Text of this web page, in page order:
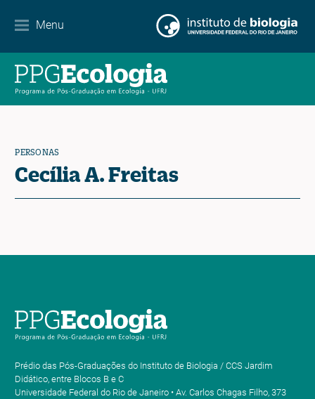
Menu
EN ES PT
PERSONAS
Cecília A. Freitas
Prédio das Pós-Graduações do Instituto de Biologia / CCS Jardim
Didático, entre Blocos B e C
Universidade Federal do Rio de Janeiro • Av. Carlos Chagas Filho, 373